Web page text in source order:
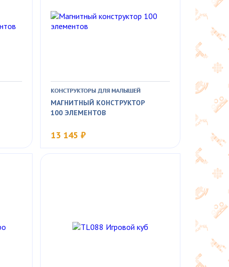
КОНСТРУКТОРЫ ДЛЯ МАЛЫШЕЙ
МАГНИТНЫЙ КОНСТРУКТОР
100 ЭЛЕМЕНТОВ
13 145 ₽